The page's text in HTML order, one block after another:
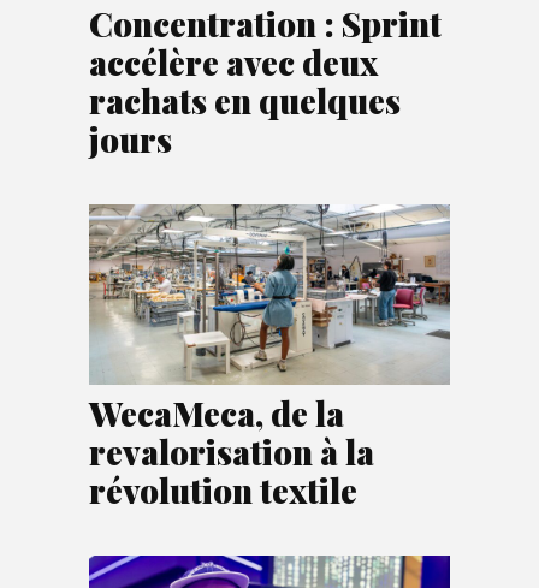
Concentration : Sprint
accélère avec deux
rachats en quelques
jours
WecaMeca, de la
revalorisation à la
révolution textile